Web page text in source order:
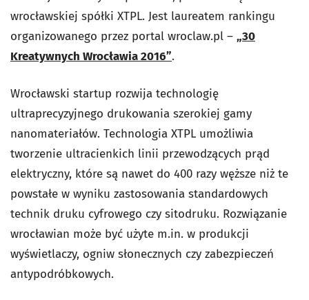
wrocławskiej spółki XTPL. Jest laureatem rankingu
organizowanego przez portal wroclaw.pl – „30
Kreatywnych Wrocławia 2016”.
Wrocławski startup rozwija technologię
ultraprecyzyjnego drukowania szerokiej gamy
nanomateriałów. Technologia XTPL umożliwia
tworzenie ultracienkich linii przewodzących prąd
elektryczny, które są nawet do 400 razy węższe niż te
powstałe w wyniku zastosowania standardowych
technik druku cyfrowego czy sitodruku. Rozwiązanie
wrocławian może być użyte m.in. w produkcji
wyświetlaczy, ogniw słonecznych czy zabezpieczeń
antypodróbkowych.